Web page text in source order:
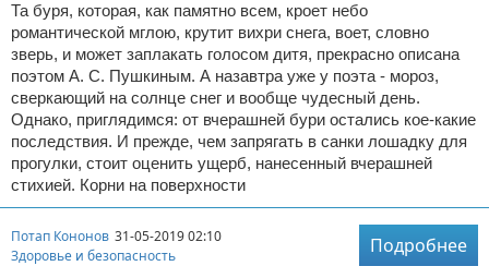
Та буря, которая, как памятно всем, кроет небо
романтической мглою, крутит вихри снега, воет, словно
зверь, и может заплакать голосом дитя, прекрасно описана
поэтом А. С. Пушкиным. А назавтра уже у поэта - мороз,
сверкающий на солнце снег и вообще чудесный день.
Однако, приглядимся: от вчерашней бури остались кое-какие
последствия. И прежде, чем запрягать в санки лошадку для
прогулки, стоит оценить ущерб, нанесенный вчерашней
стихией. Корни на поверхности
Потап Кононов 31-05-2019 02:10
Здоровье и безопасность
Подробнее